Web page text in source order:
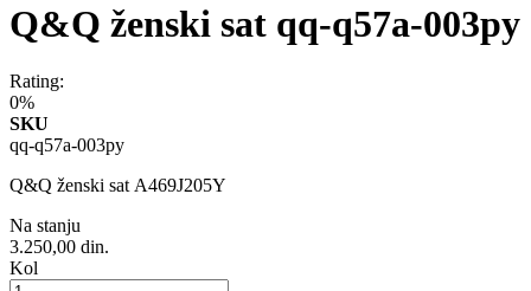
Q&Q ženski sat qq-q57a-003py
Rating:
0%
SKU
qq-q57a-003py
Q&Q ženski sat A469J205Y
Na stanju
3.250,00 din.
Kol